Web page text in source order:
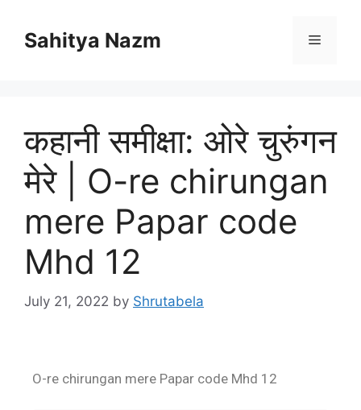
Sahitya Nazm
कहानी समीक्षा: ओरे चुरुंगन
मेरे | O-re chirungan
mere Papar code
Mhd 12
July 21, 2022 by Shrutabela
O-re chirungan mere Papar code Mhd 12